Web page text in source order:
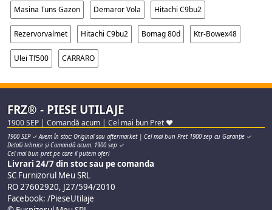
Masina Tuns Gazon Demaror Vola Hitachi C9bu2
Rezervorvalmet Hitachi C9bu2 Bomag 80d Ktr-Bowex48
Ulei Tf500 CARRARO
FRZ® - PIESE UTILAJE
1900 SEP | Comandă acum | Cel mai bun Pret ♥
1900 SEP ✓ Avem în stoc: Original sau aftermarket | Cel mai bun Pret 1900 sep cu Garanție ✓
Detalii tehnice și Comandă acum: 1900 sep ✓
Cel mai bun pret pe care il putem oferi
Livrari 24/7 din stoc sau pe comanda
SC Furnizorul Meu SRL
RO 27602920, J27/594/2010
Facebook: /PieseUtilaje